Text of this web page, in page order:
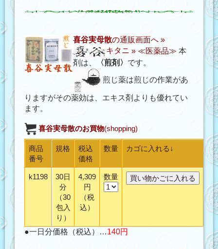
喜谷実母散の通販画面へ »
キタニ » ≪医薬品≫ 本
剤は、
〈煎剤〉 です。
煎じ薬は煎じの作業があ
りますがその薬効は、エキス剤よりも優れてい
ます。
喜谷実母散のお買物(shopping)
商品
番号
規格
税込
価格
数量 カゴに入れる↓
k1198
30日
分
（30
包入
り）
4,309
円
（税
込）
数量
●一日分価格（税込）…140円